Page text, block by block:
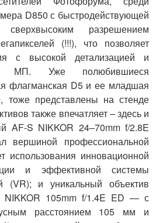
D850 с быстродействующей
разрешением
(!!!), что позволяет
с высокой детализацией и
МП. Уже полюбившиеся
флагманская D5и ее младшая
тоже представлены на стенде
также впечатляет – здесь и
AF-S NIKKOR 24–70mm f/2.8E
вершиной профессиональной
использования инновационной
и эффективной системы
(VR); и уникальный объектив
NIKKOR 105mm f/1.4E ED — с
расстоянием 105 мм и